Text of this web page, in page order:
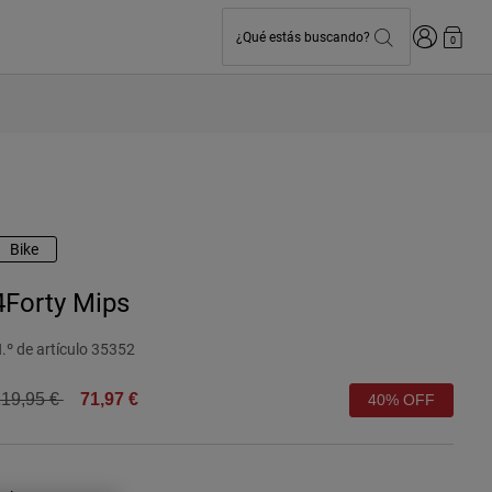
¿Qué estás buscando? Iniciar0
Bike
Mips
de artículo 35352
reduced from
€to 71,97 € 40% OFF